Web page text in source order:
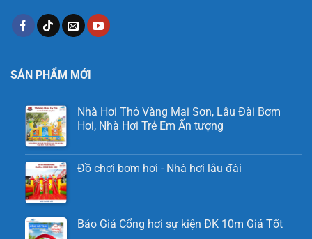
SẢN PHẨM MỚI
Nhà Hơi Thỏ Vàng Mai Sơn, Lâu Đài Bơm
Hơi, Nhà Hơi Trẻ Em Ấn tượng
Đồ chơi bơm hơi - Nhà hơi lâu đài
Báo Giá Cổng hơi sự kiện ĐK 10m Giá Tốt